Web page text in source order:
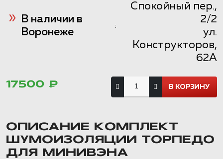
В наличии в
Воронеже
:
Спокойный пер.,
2/2
ул.
Конструкторов,
62А
17500 ₽
ОПИСАНИЕ КОМПЛЕКТ
ШУМОИЗОЛЯЦИИ ТОРПЕДО
ДЛЯ МИНИВЭНА